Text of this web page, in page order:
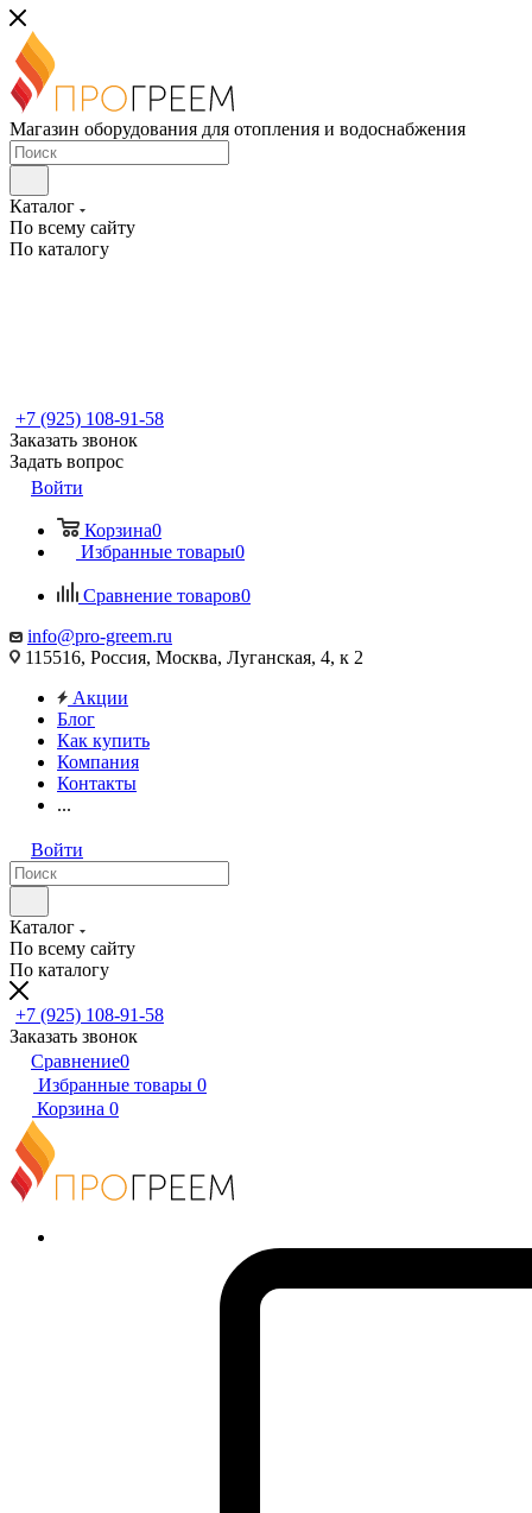
Магазин оборудования для отопления и водоснабжения
Каталог
По всему сайту
По каталогу
+7 (925) 108-91-58
Заказать звонок
Задать вопрос
Войти
Корзина0
Избранные товары0
Сравнение товаров0
info@pro-greem.ru
115516, Россия, Москва, Луганская, 4, к 2
Акции
Блог
Как купить
Компания
Контакты
...
Войти
Каталог
По всему сайту
По каталогу
+7 (925) 108-91-58
Заказать звонок
Сравнение0
Избранные товары 0
Корзина 0